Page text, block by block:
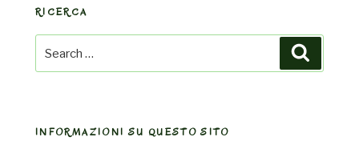
RICERCA
Search
for:
INFORMAZIONI SU QUESTO SITO